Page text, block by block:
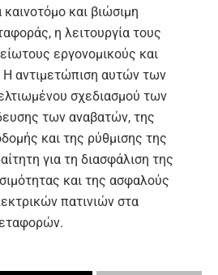
και βιώσιμη
η λειτουργία τους
εργονομικούς και
Η αντιμετώπιση αυτών των
σχεδιασμού των
των αναβατών, της
και της ρύθμισης της
για τη διασφάλιση της
και της ασφαλούς
πατινιών στα